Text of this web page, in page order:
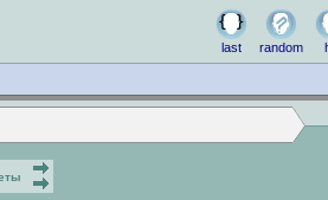
last random